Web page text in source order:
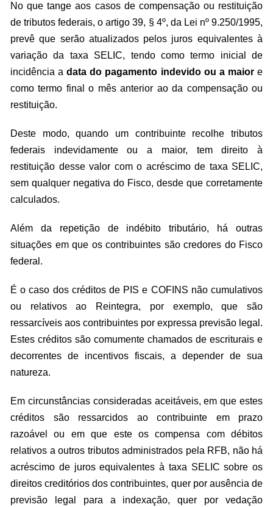
No que tange aos casos de compensação ou restituição
de tributos federais, o artigo 39, § 4º, da Lei nº 9.250/1995,
prevê que serão atualizados pelos juros equivalentes à
variação da taxa SELIC, tendo como termo inicial de
incidência adata do pagamento indevido ou a maiore
como termo final o mês anterior ao da compensação ou
restituição.
Deste modo, quando um contribuinte recolhe tributos
federais indevidamente ou a maior, tem direito à
restituição desse valor com o acréscimo de taxa SELIC,
sem qualquer negativa do Fisco, desde que corretamente
calculados.
Além da repetição de indébito tributário, há outras
situações em que os contribuintes são credores do Fisco
federal.
É o caso dos créditos de PIS e COFINS não cumulativos
ou relativos ao Reintegra, por exemplo, que são
ressarcíveis aos contribuintes por expressa previsão legal.
Estes créditos são comumente chamados de escriturais e
decorrentes de incentivos fiscais, a depender de sua
natureza.
Em circunstâncias consideradas aceitáveis, em que estes
créditos são ressarcidos ao contribuinte em prazo
razoável ou em que este os compensa com débitos
relativos a outros tributos administrados pela RFB, não há
acréscimo de juros equivalentes à taxa SELIC sobre os
direitos creditórios dos contribuintes, quer por ausência de
previsão legal para a indexação, quer por vedação